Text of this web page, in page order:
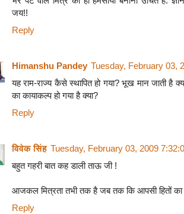
जय!!
Reply
Himanshu Pandey Tuesday, February 03,
यह राम-राज्य कैसे स्थापित हो गया? भूख मान जाती है
का कायाकल्प हो गया है क्या?
Reply
विवेक सिंह Tuesday, February 03, 2009
बहुत गहरी बात कह डाली ताऊ जी !
आजकल मित्रता तभी तक है जब तक कि आपसी हितों का
Reply